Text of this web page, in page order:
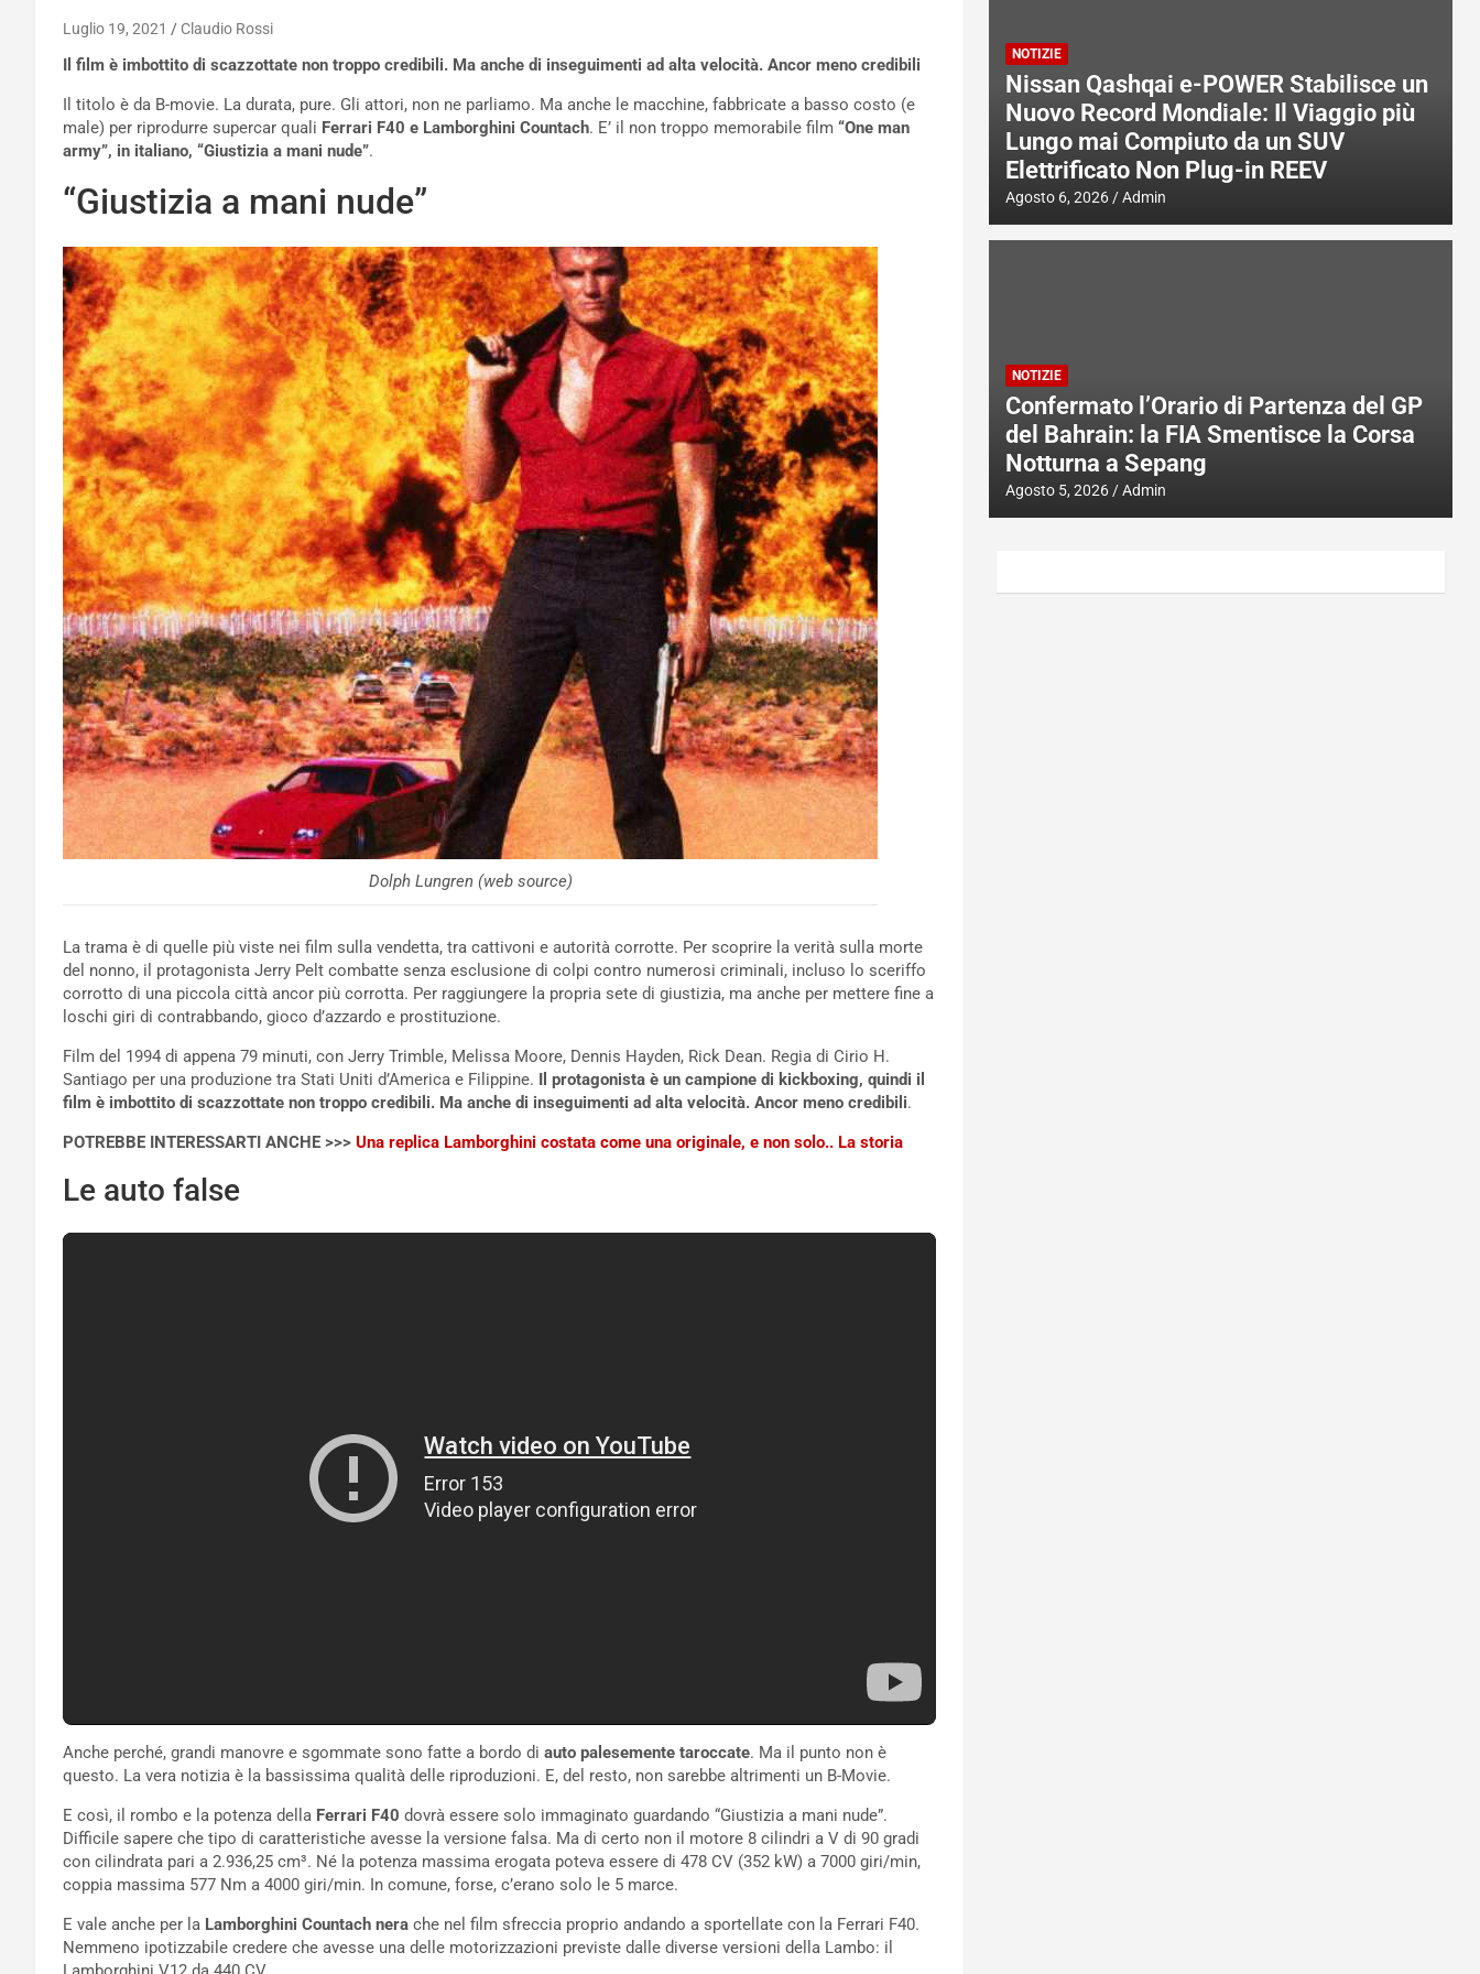
Luglio 19, 2021 Claudio Rossi
Il film è imbottito di scazzottate non troppo credibili. Ma anche di inseguimenti ad alta velocità. Ancor meno credibili
Il titolo è da B-movie. La durata, pure. Gli attori, non ne parliamo. Ma anche le macchine, fabbricate a basso costo (e
male) per riprodurre supercar quali Ferrari F40 e Lamborghini Countach. E’ il non troppo memorabile film “One man
army”, in italiano, “Giustizia a mani nude”.
“Giustizia a mani nude”
Dolph Lungren (web source)
La trama è di quelle più viste nei film sulla vendetta, tra cattivoni e autorità corrotte. Per scoprire la verità sulla morte
del nonno, il protagonista Jerry Pelt combatte senza esclusione di colpi contro numerosi criminali, incluso lo sceriffo
corrotto di una piccola città ancor più corrotta. Per raggiungere la propria sete di giustizia, ma anche per mettere fine a
loschi giri di contrabbando, gioco d’azzardo e prostituzione.
Film del 1994 di appena 79 minuti, con Jerry Trimble, Melissa Moore, Dennis Hayden, Rick Dean. Regia di Cirio H.
Santiago per una produzione tra Stati Uniti d’America e Filippine.
Il protagonista è un campione di kickboxing, quindi il
film è imbottito di scazzottate non troppo credibili. Ma anche di inseguimenti ad alta velocità. Ancor meno credibili.
POTREBBE INTERESSARTI ANCHE >>> Una replica Lamborghini costata come una originale, e non solo.. La storia
Le auto false
Anche perché, grandi manovre e sgommate sono fatte a bordo di auto palesemente taroccate. Ma il punto non è
questo. La vera notizia è la bassissima qualità delle riproduzioni. E, del resto, non sarebbe altrimenti un B-Movie.
E così, il rombo e la potenza della Ferrari F40 dovrà essere solo immaginato guardando “Giustizia a mani nude”.
Difficile sapere che tipo di caratteristiche avesse la versione falsa. Ma di certo non il motore 8 cilindri a V di 90 gradi
con cilindrata pari a 2.936,25 cm³. Né la potenza massima erogata poteva essere di 478 CV (352 kW) a 7000 giri/min,
coppia massima 577 Nm a 4000 giri/min. In comune, forse, c’erano solo le 5 marce.
E vale anche per la Lamborghini Countach nera che nel film sfreccia proprio andando a sportellate con la Ferrari F40.
Nemmeno ipotizzabile credere che avesse una delle motorizzazioni previste dalle diverse versioni della Lambo: il
NOTIZIE
Nissan Qashqai e-POWER Stabilisce un
Nuovo Record Mondiale: Il Viaggio più
Lungo mai Compiuto da un SUV
Elettrificato Non Plug-in REEV
Agosto 6, 2026 Admin
NOTIZIE
Confermato l’Orario di Partenza del GP
del Bahrain: la FIA Smentisce la Corsa
Notturna a Sepang
Agosto 5, 2026 Admin